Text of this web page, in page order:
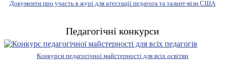
Документи про участь в журі для атестації педагога та талант-візи США
Педагогічні конкурси
Конкурси педагогічної майстерності для всіх освітян